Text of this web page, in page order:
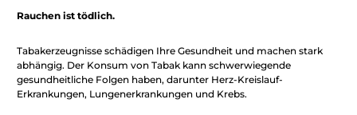
Rauchen ist tödlich.
Tabakerzeugnisse schädigen Ihre Gesundheit und machen stark
abhängig. Der Konsum von Tabak kann schwerwiegende
gesundheitliche Folgen haben, darunter Herz-Kreislauf-
Erkrankungen, Lungenerkrankungen und Krebs.